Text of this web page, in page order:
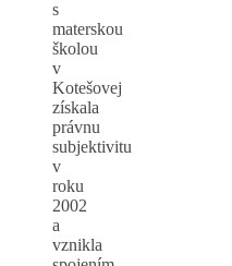
s
materskou
školou
v
Kotešovej
získala
právnu
subjektivitu
v
roku
2002
a
vznikla